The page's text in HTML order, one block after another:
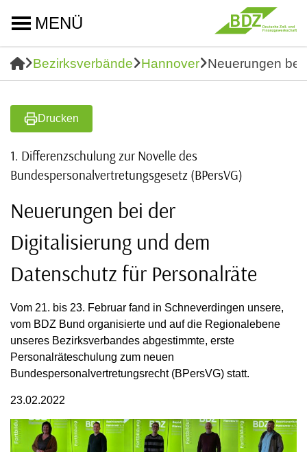
MENÜ
Bezirksverbände Hannover Neuerungen
Drucken
1. Differenzschulung zur Novelle des
Bundespersonalvertretungsgesetz (BPersVG)
Neuerungen bei der
Digitalisierung und dem
Datenschutz für Personalräte
Vom 21. bis 23. Februar fand in Schneverdingen unsere,
vom BDZ Bund organisierte und auf die Regionalebene
unseres Bezirksverbandes abgestimmte, erste
Personalräteschulung zum neuen
Bundespersonalvertretungsrecht (BPersVG) statt.
23.02.2022